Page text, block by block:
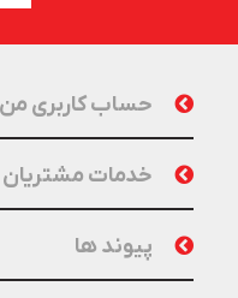
حساب کاربری من
خدمات مشتریان
پیوند ها